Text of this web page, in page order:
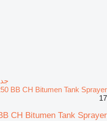
BB CH Bitumen Tank Sprayer
17
CH Bitumen Tank Sprayer